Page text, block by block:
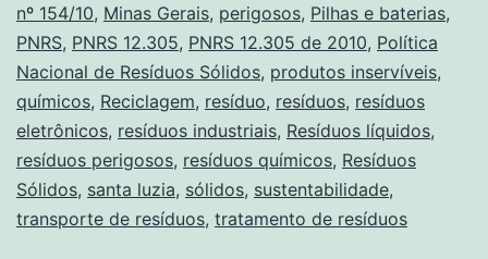
nº 154/10, Minas Gerais, perigosos, Pilhas e baterias,
PNRS, PNRS 12.305, PNRS 12.305 de 2010, Política
Nacional de Resíduos Sólidos, produtos inservíveis,
químicos, Reciclagem, resíduo, resíduos, resíduos
eletrônicos, resíduos industriais, Resíduos líquidos,
resíduos perigosos, resíduos químicos, Resíduos
Sólidos, santa luzia, sólidos, sustentabilidade,
transporte de resíduos, tratamento de resíduos